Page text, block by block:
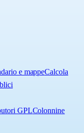
e mappeCalcola
GPLColonnine